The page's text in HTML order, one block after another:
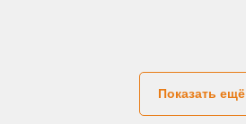
Показать ещё